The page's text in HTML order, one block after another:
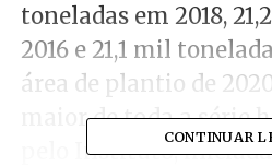
toneladas em 2018,
2016 e 21,1 mil
área de plantio de
maior de toda a série
pelo Instituto, iniciada
CONTINUAR